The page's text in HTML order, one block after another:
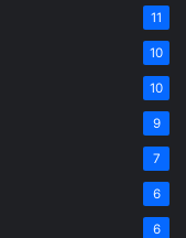
11
10
10
9
7
6
6